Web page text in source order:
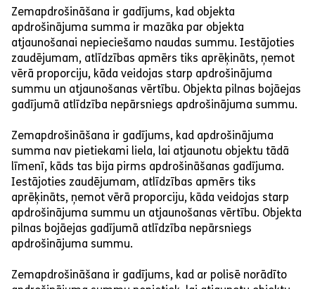
Zemapdrošināšana ir gadījums, kad objekta
apdrošinājuma summa ir mazāka par objekta
atjaunošanai nepieciešamo naudas summu. Iestājoties
zaudējumam, atlīdzības apmērs tiks aprēķināts, ņemot
vērā proporciju, kāda veidojas starp apdrošinājuma
summu un atjaunošanas vērtību. Objekta pilnas bojāejas
gadījumā atlīdzība nepārsniegs apdrošinājuma summu.
Zemapdrošināšana ir gadījums, kad apdrošinājuma
summa nav pietiekami liela, lai atjaunotu objektu tādā
līmenī, kāds tas bija pirms apdrošināšanas gadījuma.
Iestājoties zaudējumam, atlīdzības apmērs tiks
aprēķināts, ņemot vērā proporciju, kāda veidojas starp
apdrošinājuma summu un atjaunošanas vērtību. Objekta
pilnas bojāejas gadījumā atlīdzība nepārsniegs
apdrošinājuma summu.
Zemapdrošināšana ir gadījums, kad ar polisē norādīto